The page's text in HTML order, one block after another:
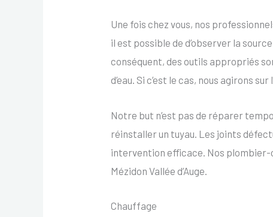
Une fois chez vous, nos
il est possible de d’observer la
conséquent, des outils appropriés
d’eau. Si c’est le cas, nous agirons
Notre but n’est pas de réparer
réinstaller un tuyau. Les joints
intervention efficace. Nos plombier-
Mézidon Vallée d’Auge.
Chauffage